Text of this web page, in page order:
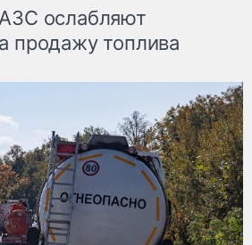
ослабляют
продажу топлива